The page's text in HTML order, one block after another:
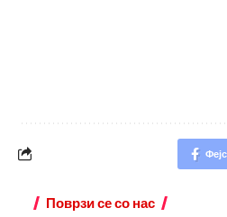
Поврзи се со нас